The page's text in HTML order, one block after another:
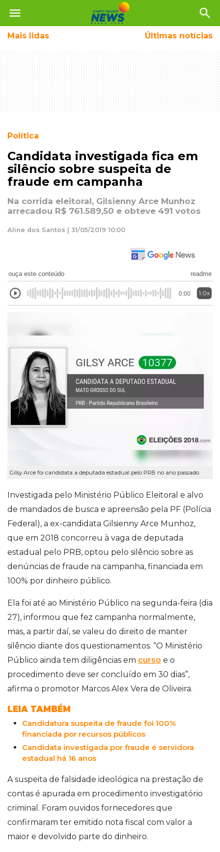
menu search
Mais lidas Últimas notícias
Política
Candidata investigada fica em
silêncio sobre suspeita de
fraude em campanha
Na corrida eleitoral, Gilsienny Arce Munhoz
arrecadou R$ 761.589,50 e obteve 491 votos
Aline dos Santos | 31/05/2019 10:00
ouça este conteúdo readme
0:00 1.0x
Gilsy Arce foi candidata a deputada estadual pelo PRB no ano passado.
Investigada pelo Ministério Público Eleitoral e alvo
de mandados de busca e apreensão pela PF (Polícia
Federal), a ex-candidata Gilsienny Arce Munhoz,
que em 2018 concorreu à vaga de deputada
estadual pelo PRB, optou pelo silêncio sobre as
denúncias de fraude na campanha, financiada em
100% por dinheiro público.
Ela foi até ao Ministério Público na segunda-feira (dia
27), informou que fez campanha normalmente,
mas, a partir daí, se valeu do direito de manter
silêncio diante dos questionamentos. “O Ministério
Público ainda tem diligências em curso e o
procedimento deve ser concluído em 30 dias”,
afirma o promotor Marcos Alex Vera de Oliveira.
LEIA TAMBÉM
Candidatura suspeita de fraude foi 100%
financiada por recursos públicos
Candidata investigada por fraude é servidora
estadual há 16 anos
A suspeita de falsidade ideológica na prestação de
contas é apurada em procedimento investigatório
criminal. Foram ouvidos fornecedores que
confirmaram ter emitido nota fiscal com valor a
maior e devolvido parte do dinheiro.